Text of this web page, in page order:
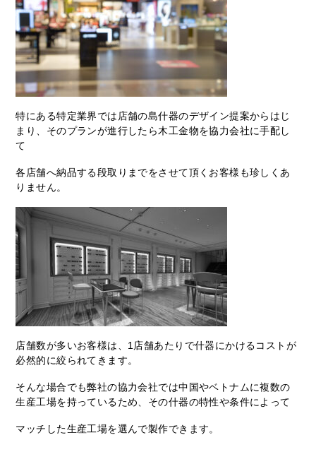
特にある特定業界では店舗の島什器のデザイン提案からはじ
まり、そのプランが進行したら木工金物を協力会社に手配し
て
各店舗へ納品する段取りまでをさせて頂くお客様も珍しくあ
りません。
店舗数が多いお客様は、1店舗あたりで什器にかけるコストが
必然的に絞られてきます。
そんな場合でも弊社の協力会社では中国やベトナムに複数の
生産工場を持っているため、その什器の特性や条件によって
マッチした生産工場を選んで製作できます。